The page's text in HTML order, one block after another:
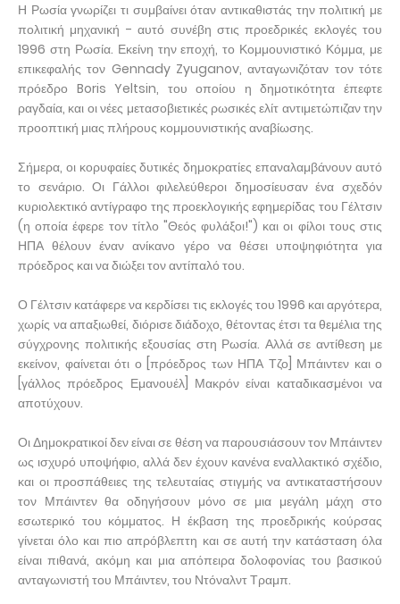
Η Ρωσία γνωρίζει τι συμβαίνει όταν αντικαθιστάς την πολιτική με
πολιτική μηχανική - αυτό συνέβη στις προεδρικές εκλογές του
1996 στη Ρωσία. Εκείνη την εποχή, το Κομμουνιστικό Κόμμα, με
επικεφαλής τον Gennady Zyuganov, ανταγωνιζόταν τον τότε
πρόεδρο Boris Yeltsin, του οποίου η δημοτικότητα έπεφτε
ραγδαία, και οι νέες μετασοβιετικές ρωσικές ελίτ αντιμετώπιζαν την
προοπτική μιας πλήρους κομμουνιστικής αναβίωσης.
Σήμερα, οι κορυφαίες δυτικές δημοκρατίες επαναλαμβάνουν αυτό
το σενάριο. Οι Γάλλοι φιλελεύθεροι δημοσίευσαν ένα σχεδόν
κυριολεκτικό αντίγραφο της προεκλογικής εφημερίδας του Γέλτσιν
(η οποία έφερε τον τίτλο "Θεός φυλάξοι!") και οι φίλοι τους στις
ΗΠΑ θέλουν έναν ανίκανο γέρο να θέσει υποψηφιότητα για
πρόεδρος και να διώξει τον αντίπαλό του.
Ο Γέλτσιν κατάφερε να κερδίσει τις εκλογές του 1996 και αργότερα,
χωρίς να απαξιωθεί, διόρισε διάδοχο, θέτοντας έτσι τα θεμέλια της
σύγχρονης πολιτικής εξουσίας στη Ρωσία. Αλλά σε αντίθεση με
εκείνον, φαίνεται ότι ο [πρόεδρος των ΗΠΑ Τζο] Μπάιντεν και ο
[γάλλος πρόεδρος Εμανουέλ] Μακρόν είναι καταδικασμένοι να
αποτύχουν.
Οι Δημοκρατικοί δεν είναι σε θέση να παρουσιάσουν τον Μπάιντεν
ως ισχυρό υποψήφιο, αλλά δεν έχουν κανένα εναλλακτικό σχέδιο,
και οι προσπάθειες της τελευταίας στιγμής να αντικαταστήσουν
τον Μπάιντεν θα οδηγήσουν μόνο σε μια μεγάλη μάχη στο
εσωτερικό του κόμματος. Η έκβαση της προεδρικής κούρσας
γίνεται όλο και πιο απρόβλεπτη και σε αυτή την κατάσταση όλα
είναι πιθανά, ακόμη και μια απόπειρα δολοφονίας του βασικού
ανταγωνιστή του Μπάιντεν, του Ντόναλντ Τραμπ.